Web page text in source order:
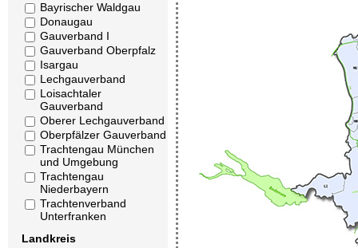
Bayrischer Waldgau
Donaugau
Gauverband I
Gauverband Oberpfalz
Isargau
Lechgauverband
Loisachtaler
Gauverband
Oberer Lechgauverband
Oberpfälzer Gauverband
Trachtengau München
und Umgebung
Trachtengau
Niederbayern
Trachtenverband
Unterfranken
Landkreis